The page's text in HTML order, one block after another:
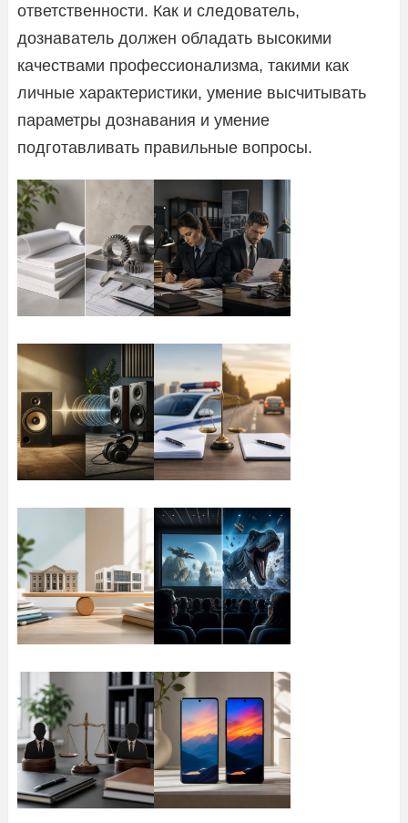
ответственности. Как и следователь,
дознаватель должен обладать высокими
качествами профессионализма, такими как
личные характеристики, умение высчитывать
параметры дознавания и умение
подготавливать правильные вопросы.